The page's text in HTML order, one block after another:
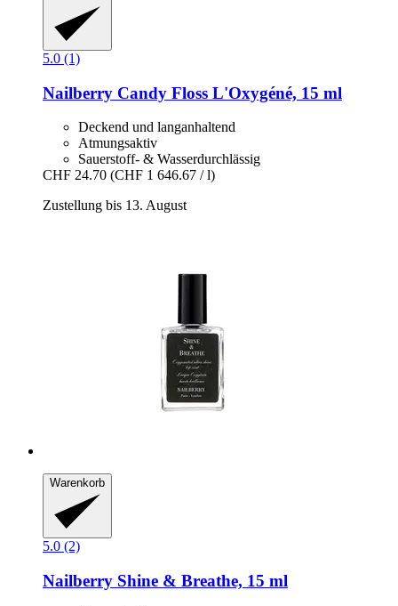
5.0 (1)
Nailberry Candy Floss L'Oxygéné, 15 ml
Deckend und langanhaltend
Atmungsaktiv
Sauerstoff- & Wasserdurchlässig
CHF 24.70 (CHF 1 646.67 / l)
Zustellung bis 13. August
Warenkorb
5.0 (2)
Nailberry Shine & Breathe, 15 ml